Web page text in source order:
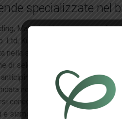
specializzate nel
Matsui e Nanto, entrano a far
Ltd, Kurume Vegetable Breeding
selezione varietale di
di selezione e miglioramento
le esigenze dei clienti.
nel 1952 e giunta alla terza
concorsi nazionali.
siamo convinti che Nanto e